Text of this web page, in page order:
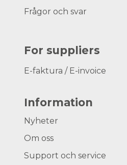
Frågor och svar
For suppliers
E-faktura / E-invoice
Information
Nyheter
Om oss
Support och service